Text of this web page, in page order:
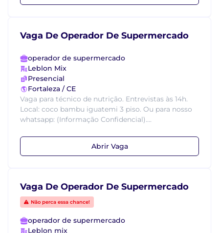
Vaga De Operador De Supermercado
operador de supermercado
Leblon Mix
Presencial
Fortaleza / CE
Vaga para técnico de nutrição. Entrevistas às 14h.
Local: coco bambu iguatemi 3 piso. Ou para nosso
whatsapp: (Informação Confidencial)....
Abrir Vaga
Vaga De Operador De Supermercado
Não perca essa chance!
operador de supermercado
Leblon mix